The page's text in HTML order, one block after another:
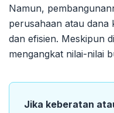
Namun,
perusahaan atau dana
dan efisien. Meskipun
mengangkat nilai-nilai
Jika keberatan